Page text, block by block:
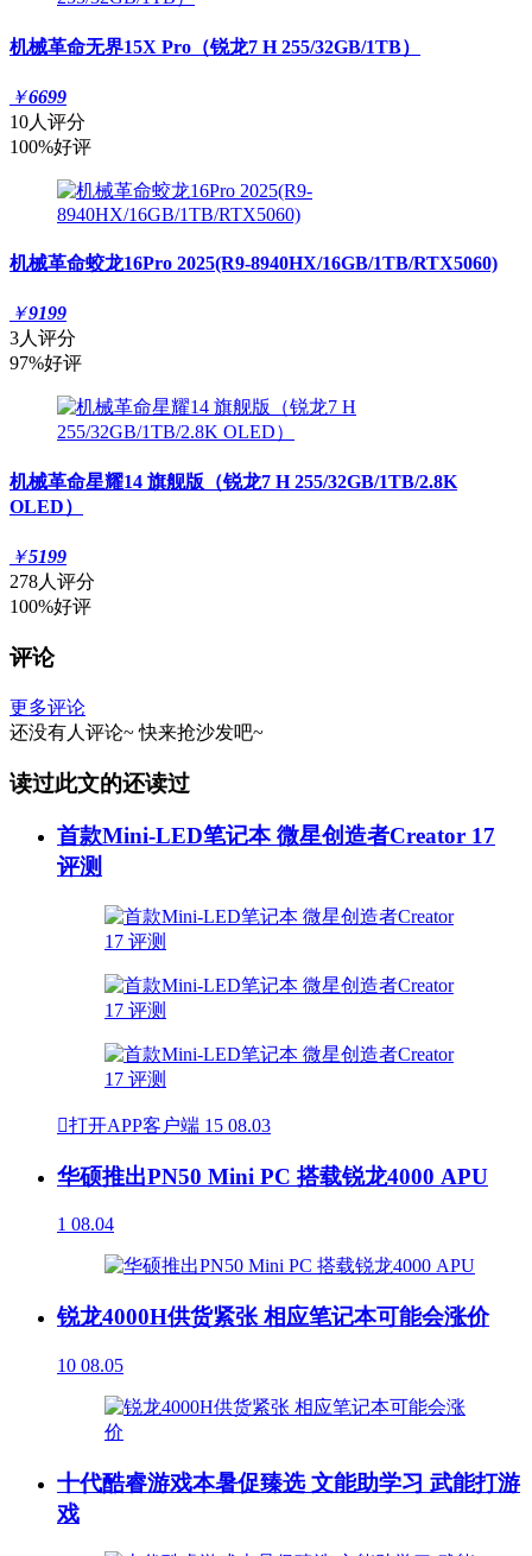
机械革命无界15X Pro（锐龙7 H 255/32GB/1TB）
￥6699
10人评分
100%好评
机械革命蛟龙16Pro 2025(R9-8940HX/16GB/1TB/RTX5060)
￥9199
3人评分
97%好评
机械革命星耀14 旗舰版（锐龙7 H 255/32GB/1TB/2.8K
OLED）
￥5199
278人评分
100%好评
评论
更多评论
还没有人评论~ 快来抢沙发吧~
读过此文的还读过
首款Mini-LED笔记本 微星创造者Creator 17
评测
打开APP客户端 15 08.03
华硕推出PN50 Mini PC 搭载锐龙4000 APU
1 08.04
锐龙4000H供货紧张 相应笔记本可能会涨价
10 08.05
十代酷睿游戏本暑促臻选 文能助学习 武能打游
戏